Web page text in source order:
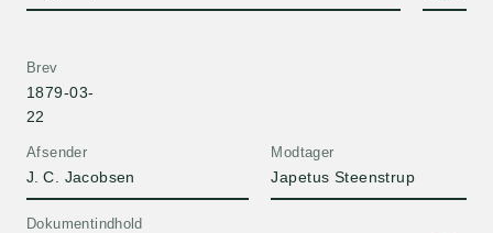
den bedst mulige placering på udstillingen på
Afsender
J. C. Jacobsen
Brev
1879-03-
22
Modtager
Japetus Steenstrup
Dokumentindhold